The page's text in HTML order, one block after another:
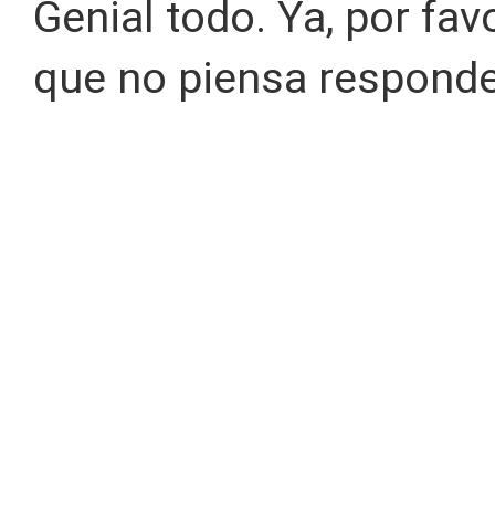
Genial todo. Ya, por
que no piensa